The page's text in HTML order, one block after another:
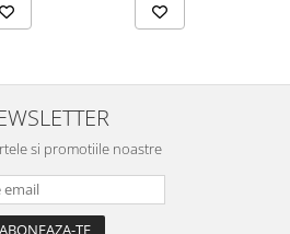
si promotiile noastre